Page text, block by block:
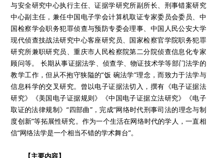
与安全研究中心执行主任、证据学研究所副所长、刑事错案研究
中心副主任，兼任中国电子学会计算机取证专家委员会委员、中
国检察学会职务犯罪侦查与预防专委会理事、中国人民公安大学
现代侦查技战法研究中心客座研究员、国家检察官学院职务犯罪
研究所兼职研究员、重庆市人民检察院第二分院侦查信息化专家
顾问等。 长期从事证据法学、侦查学、物证技术学等部门法学的
教学工作，但从不抱守狭隘的“饭 碗法学”理念，而致力于法学与
信息科学的交叉研究。曾以电子证据法切入，撰有《电子证据法
研究》《美国电子证据规则》《中国电子证据立法研究》《电子
取证的法律规制》“四部曲”，完成“网络时代刑事司法的理念与制
度创新”等拓展性研究。作为一个生活在网络时代的学人，一直相
信“网络法学是一个相当不错的学术舞台”。
【主要内容】